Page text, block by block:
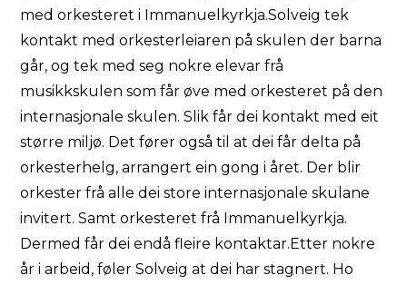
med orkesteret i Immanuelkyrkja.Solveig tek
kontakt med orkesterleiaren på skulen der barna
går, og tek med seg nokre elevar frå
musikkskulen som får øve med orkesteret på den
internasjonale skulen. Slik får dei kontakt med eit
større miljø. Det fører også til at dei får delta på
orkesterhelg, arrangert ein gong i året. Der blir
orkester frå alle dei store internasjonale skulane
invitert. Samt orkesteret frå Immanuelkyrkja.
Dermed får dei endå fleire kontaktar.Etter nokre
år i arbeid, føler Solveig at dei har stagnert. Ho